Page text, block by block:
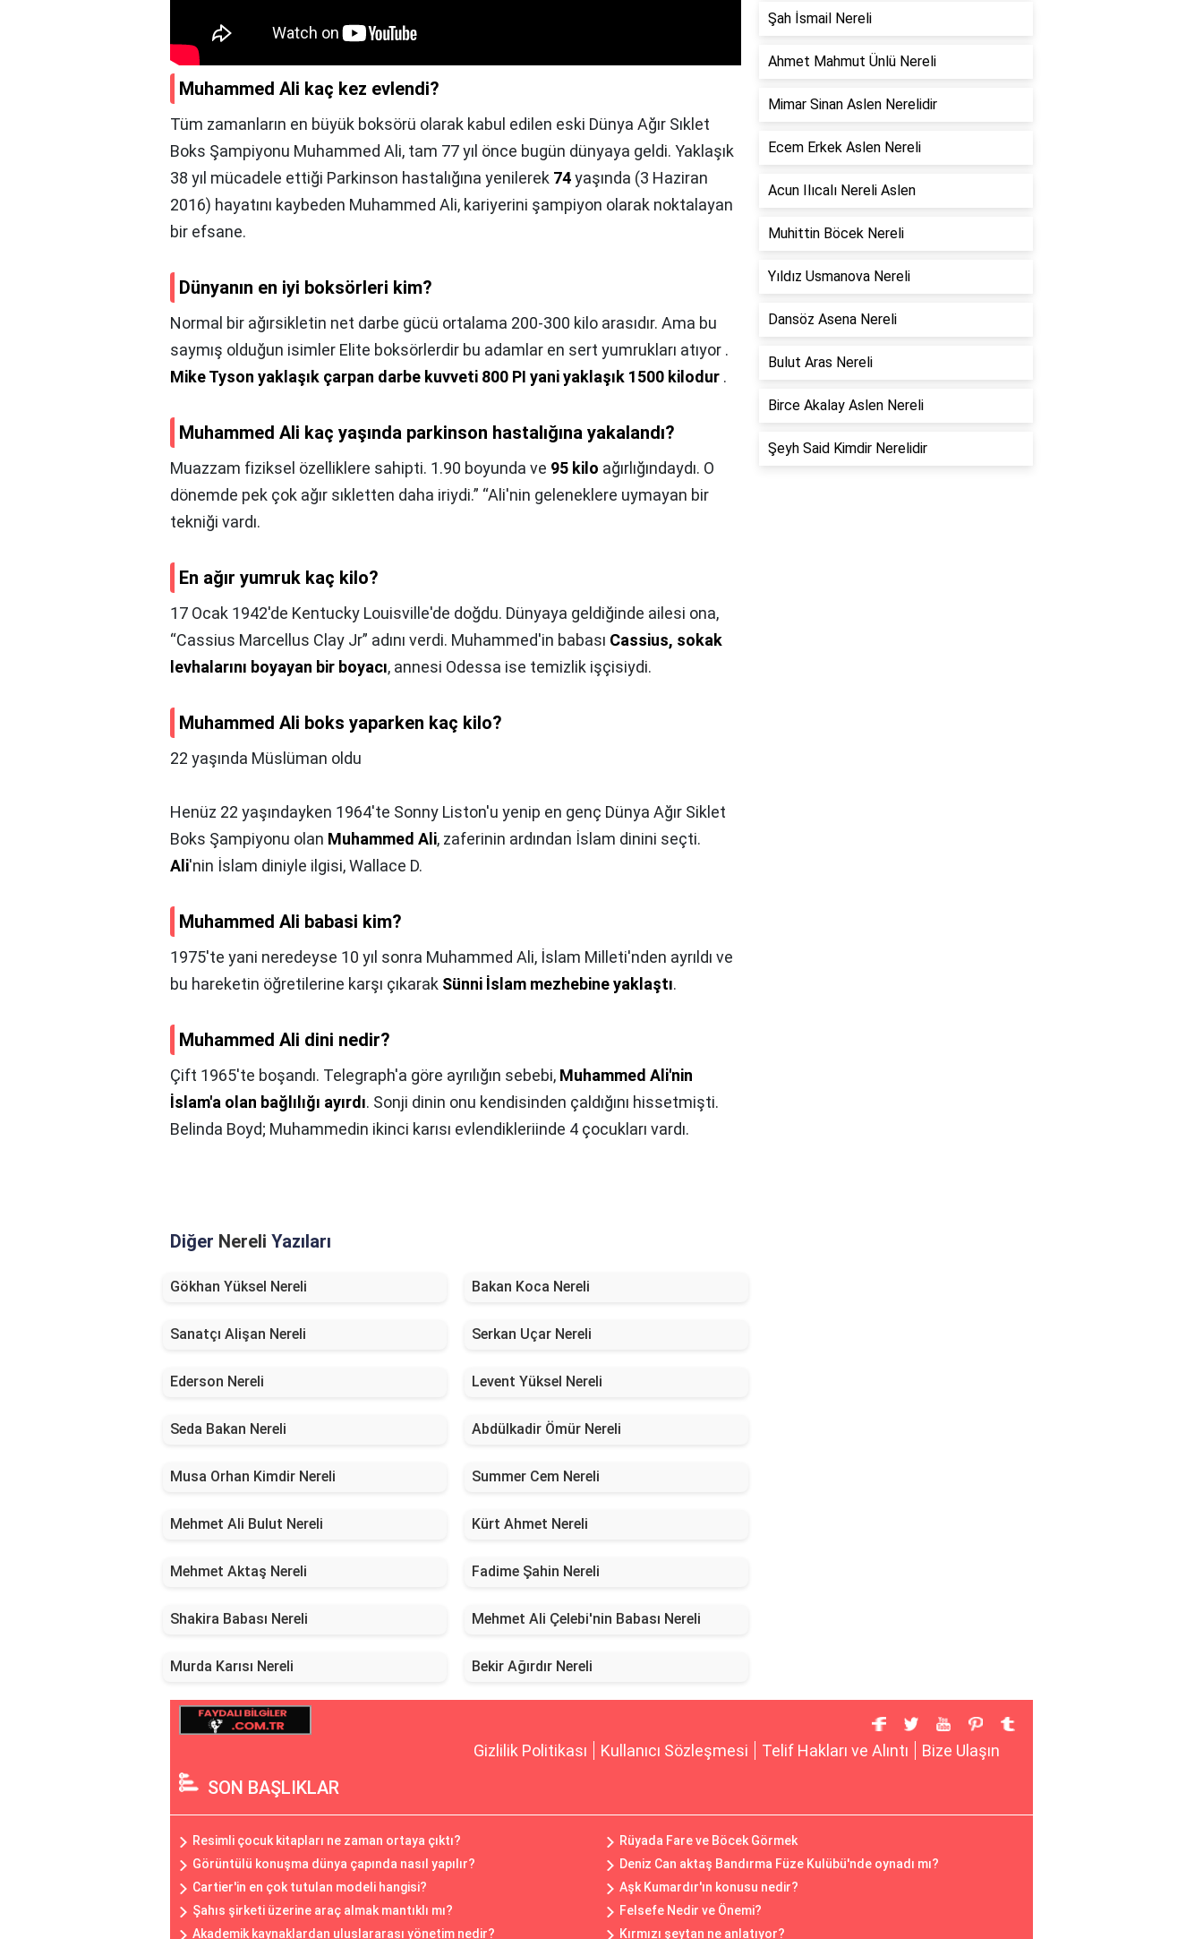
Muhammed Ali kaç kez evlendi?
Tüm zamanların en büyük boksörü olarak kabul edilen eski Dünya Ağır Sıklet
Boks Şampiyonu Muhammed Ali, tam 77 yıl önce bugün dünyaya geldi. Yaklaşık
38 yıl mücadele ettiği Parkinson hastalığına yenilerek 74yaşında (3 Haziran
2016) hayatını kaybeden Muhammed Ali, kariyerini şampiyon olarak noktalayan
bir efsane.
Dünyanın en iyi boksörleri kim?
Normal bir ağırsikletin net darbe gücü ortalama 200-300 kilo arasıdır. Ama bu
saymış olduğun isimler Elite boksörlerdir bu adamlar en sert yumrukları atıyor .
Mike Tyson yaklaşık çarpan darbe kuvveti 800 PI yani yaklaşık 1500 kilodur .
Muhammed Ali kaç yaşında parkinson hastalığına yakalandı?
Muazzam fiziksel özelliklere sahipti. 1.90 boyunda ve 95 kilo ağırlığındaydı. O
dönemde pek çok ağır sıkletten daha iriydi.” “Ali'nin geleneklere uymayan bir
tekniği vardı.
En ağır yumruk kaç kilo?
17 Ocak 1942'de Kentucky Louisville'de doğdu. Dünyaya geldiğinde ailesi ona,
“Cassius Marcellus Clay Jr” adını verdi. Muhammed'in babası Cassius, sokak
levhalarını boyayan bir boyacı, annesi Odessa ise temizlik işçisiydi.
Muhammed Ali boks yaparken kaç kilo?
22 yaşında Müslüman oldu
Henüz 22 yaşındayken 1964'te Sonny Liston'u yenip en genç Dünya Ağır Siklet
Boks Şampiyonu olan Muhammed Ali, zaferinin ardından İslam dinini seçti.
Ali'nin İslam diniyle ilgisi, Wallace D.
Muhammed Ali babasi kim?
1975'te yani neredeyse 10 yıl sonra Muhammed Ali, İslam Milleti'nden ayrıldı ve
bu hareketin öğretilerine karşı çıkarak Sünni İslam mezhebine yaklaştı.
Muhammed Ali dini nedir?
Çift 1965'te boşandı. Telegraph'a göre ayrılığın sebebi, Muhammed Ali'nin
İslam'a olan bağlılığı ayırdı. Sonji dinin onu kendisinden çaldığını hissetmişti.
Belinda Boyd; Muhammedin ikinci karısı evlendikleriinde 4 çocukları vardı.
Diğer Nereli Yazıları
Gökhan Yüksel Nereli Bakan Koca Nereli
Sanatçı Alişan Nereli Serkan Uçar Nereli
Ederson Nereli Levent Yüksel Nereli
Seda Bakan Nereli Abdülkadir Ömür Nereli
Musa Orhan Kimdir Nereli Summer Cem Nereli
Mehmet Ali Bulut Nereli Kürt Ahmet Nereli
Mehmet Aktaş Nereli Fadime Şahin Nereli
Shakira Babası Nereli Mehmet Ali Çelebi'nin Babası Nereli
Murda Karısı Nereli Bekir Ağırdır Nereli
Şah İsmail Nereli
Ahmet Mahmut Ünlü Nereli
Mimar Sinan Aslen Nerelidir
Ecem Erkek Aslen Nereli
Acun Ilıcalı Nereli Aslen
Muhittin Böcek Nereli
Yıldız Usmanova Nereli
Dansöz Asena Nereli
Bulut Aras Nereli
Birce Akalay Aslen Nereli
Şeyh Said Kimdir Nerelidir
Gizlilik Politikası Kullanıcı Sözleşmesi Telif Hakları ve Alıntı Bize Ulaşın
SON BAŞLIKLAR
Resimli çocuk kitapları ne zaman ortaya çıktı?
Rüyada Fare ve Böcek Görmek
Görüntülü konuşma dünya çapında nasıl yapılır?
Deniz Can aktaş Bandırma Füze Kulübü'nde oynadı mı?
Cartier'in en çok tutulan modeli hangisi?
Aşk Kumardır'ın konusu nedir?
Şahıs şirketi üzerine araç almak mantıklı mı?
Felsefe Nedir ve Önemi?
Akademik kaynaklardan uluslararası yönetim nedir?
Kırmızı şeytan ne anlatıyor?